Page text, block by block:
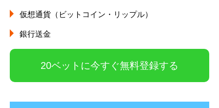
仮想通貨（ビットコイン・リップル）
銀行送金
20ベットに今すぐ無料登録する